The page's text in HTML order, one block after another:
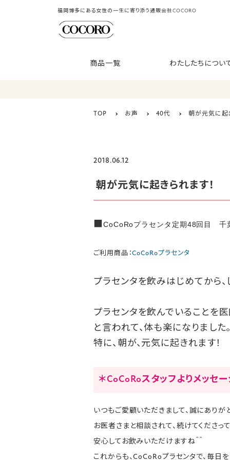
福岡博多にある女性の一生に寄り添う通販会社COCORO
商品一覧 わたしたちについ
TOP お声 40代 朝が元気に起
2018.06.12
朝が元気に起きられます！
■CoCoRoプラセンタ定期48回目
ご利用商品：CoCoRoプラセンタ
プラセンタを飲みはじめてから
プラセンタを飲んでいることを
と言われて、体も楽になりました
特に、朝が、元気に起きれます！
＊CoCoRoスタッフよりメッセ
いつもご愛顧いただきまして、誠にありが
お医者さまと相談されて、続けてくださっ
安心してお飲みいただけますね＾＾
これからも、CoCoRoプラセンタで、毎